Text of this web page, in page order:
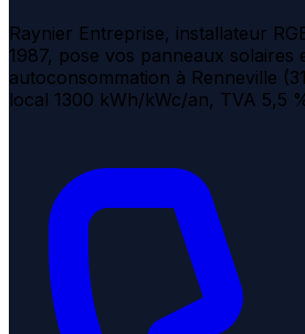
Raynier Entreprise, installateur
1987, pose vos panneaux solaires
autoconsommation à Renneville
local 1300 kWh/kWc/an, TVA 5,5